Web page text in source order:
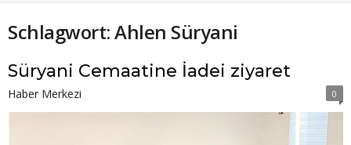
Schlagwort: Ahlen Süryani
Süryani Cemaatine İadei ziyaret
Haber Merkezi 0